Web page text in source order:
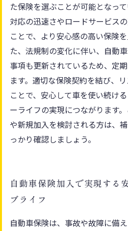
た保険を選ぶことが可能となっ
対応の迅速さやロードサービス
ことで、より安心感の高い保険
た、法規制の変化に伴い、自動
事項も更新されているため、定
ます。適切な保険契約を結び、
ことで、安心して車を使い続け
ーライフの実現につながります
や新規加入を検討される方は、
っかり確認しましょう。
自動車保険加入で実現する
ブライフ
自動車保険は、事故や故障に備